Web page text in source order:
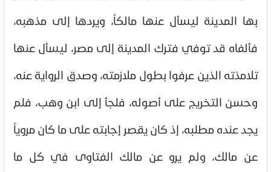
بها المدينة ليسأل عنها مالكاً، ويردها إلى مذهبه،
فألفاه قد توفي فترك المدينة إلى مصر، ليسأل عنها
تلامذته الذين عرفوا بطول ملازمته، وصدق الرواية عنه،
وحسن التخريج على أصوله، فلجأ إلى ابن وهب، فلم
يجد عنده مطلبه، إذ كان يقصر إجابته على ما كان مروياً
عن مالك، ولم يرو عن مالك الفتاوى في كل ما